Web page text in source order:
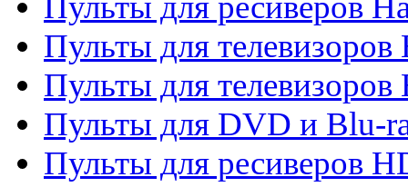
Пульты для телевизоров
Пульты для телевизоров
Пульты для DVD и Blu-
Пульты для ресиверов